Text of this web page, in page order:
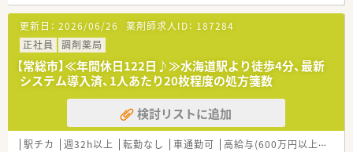
ので、スキルUPしたい方にはお勧めもです。
○長期就業＆自己研讃を続ける事で給与があがる仕組みになっ
ており、将来的に高年収も狙う事が出来ます。
○インターネットを使って処方薬の飲み方を遠隔指導する「オン
ライン服薬指導」、今後も病院の「敷地内薬局」の推進、女性客の
取り込みを狙う店舗でデザインの一新。
M&Aによる店舗拡大と業界のリーディングカンパニーとして成
長を続けています。
○どの店舗も、最新システムが整っています！
更新日： 2026/06/26 薬剤師求人ID： 187284
正社員
調剤薬局
【常総市】≪年間休日122日♪≫水海道駅より徒歩4分、最新
システム導入済、1人あたり20枚程度の処方箋数
検討リストに追加
駅チカ 週32h以上 転勤なし 車通勤可 高給与(600万円以上)